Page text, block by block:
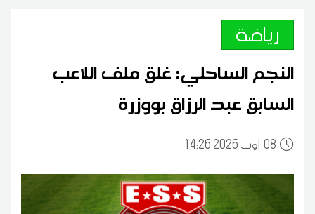
رياضة
النجم الساحلي: غلق ملف اللاعب
السابق عبد الرزاق بووزرة
0814:26 2026 أوت